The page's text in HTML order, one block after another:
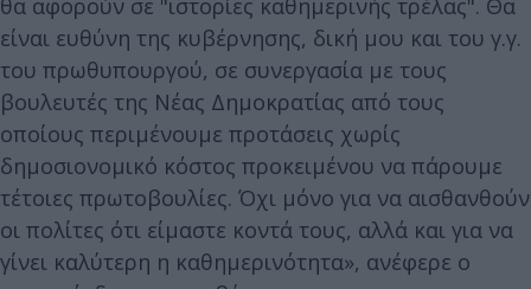
είναι ευθύνη της κυβέρνησης, δική μου και του γ.γ.
του πρωθυπουργού, σε συνεργασία με τους
βουλευτές της Νέας Δημοκρατίας από τους
οποίους περιμένουμε προτάσεις χωρίς
δημοσιονομικό κόστος προκειμένου να πάρουμε
τέτοιες πρωτοβουλίες. Όχι μόνο για να αισθανθούν
οι πολίτες ότι είμαστε κοντά τους, αλλά και για να
γίνει καλύτερη η καθημερινότητα», ανέφερε ο